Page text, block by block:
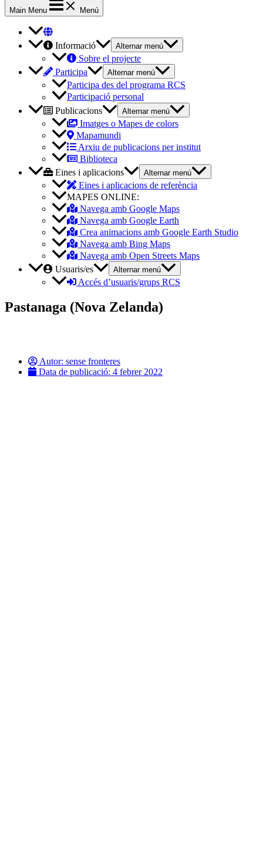
Main Menu Menú
Informació Alternar menú
Sobre el projecte
Participa
Alternar menú
Participa des del programa RCS
Participació personal
Publicacions
Alternar menú
Imatges o Mapes de colors
Mapamundi
Arxiu de publicacions per institut
Biblioteca
Eines i aplicacions
Alternar menú
Eines i aplicacions de referència
MAPES ONLINE:
Navega amb Google Maps
Navega amb Google Earth
Crea animacions amb Google Earth Studio
Navega amb Bing Maps
Navega amb Open Streets Maps
Usuaris/es
Alternar menú
Accés d’usuaris/grups RCS
Pastanaga (Nova Zelanda)
Autor: sense fronteres
Data de publicació: 4 febrer 2022